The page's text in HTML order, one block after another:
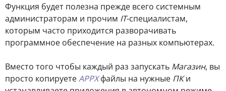
Функция будет полезна прежде всего системным
администраторам и прочим IT-специалистам,
которым часто приходится разворачивать
программное обеспечение на разных компьютерах.
Вместо того чтобы каждый раз запускать Магазин, вы
просто копируетеAPPXфайлы на нужные ПКи